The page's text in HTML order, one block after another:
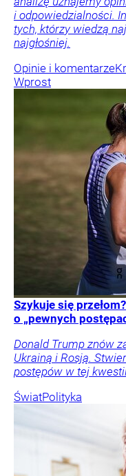
i odpowiedzialności.
tych, którzy wiedzą
najgłośniej.
Opinie i komentarze
Wprost
Szykuje się
o „pewnych
Donald Trump znów
Ukrainą i Rosją.
postępów w tej
ŚwiatPolityka